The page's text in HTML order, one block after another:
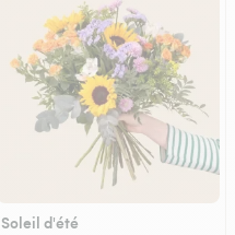
Soleil d'été